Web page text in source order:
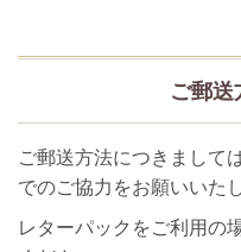
ご郵送
ご郵送方法につきましては
でのご協力をお願いいた
レターパックをご利用の